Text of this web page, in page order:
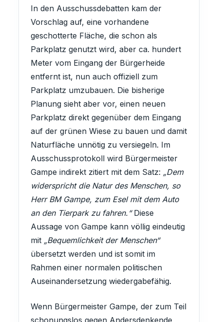
In den Ausschussdebatten kam der
Vorschlag auf, eine vorhandene
geschotterte Fläche, die schon als
Parkplatz genutzt wird, aber ca. hundert
Meter vom Eingang der Bürgerheide
entfernt ist, nun auch offiziell zum
Parkplatz umzubauen. Die bisherige
Planung sieht aber vor, einen neuen
Parkplatz direkt gegenüber dem Eingang
auf der grünen Wiese zu bauen und damit
Naturfläche unnötig zu versiegeln. Im
Ausschussprotokoll wird Bürgermeister
Gampe indirekt zitiert mit dem Satz: „Dem
widerspricht die Natur des Menschen, so
Herr BM Gampe, zum Esel mit dem Auto
an den Tierpark zu fahren.“Diese
Aussage von Gampe kann völlig eindeutig
mit „Bequemlichkeit der Menschen“
übersetzt werden und ist somit im
Rahmen einer normalen politischen
Auseinandersetzung wiedergabefähig.
Wenn Bürgermeister Gampe, der zum Teil
schonungslos gegen Andersdenkende